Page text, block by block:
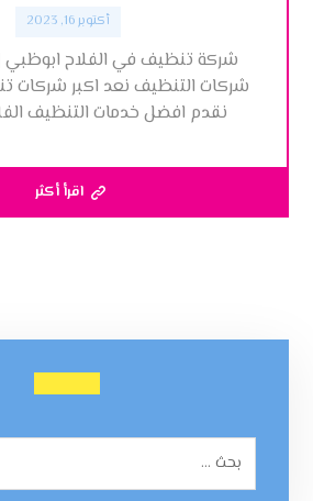
أكتوبر 16, 2023
شركات التنظيف نعد اكبر شركات
نقدم افضل خدمات التنظيف
اقرأ أكثر